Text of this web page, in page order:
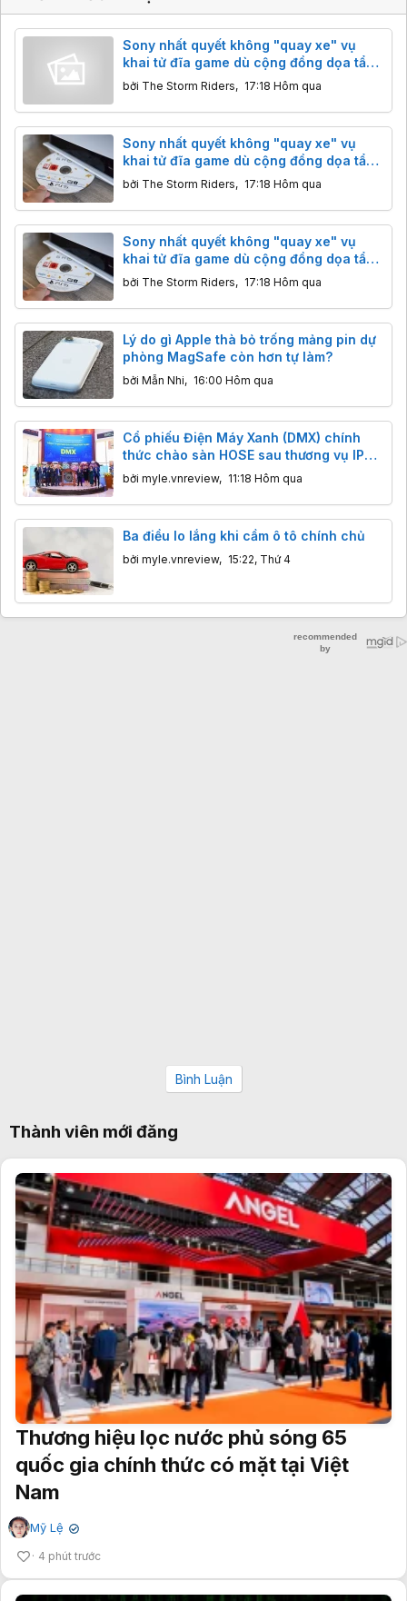
Sony nhất quyết không "quay xe" vụ
khai tử đĩa game dù cộng đồng dọa tẩy
chay
bởi The Storm Riders, 17:18 Hôm qua
Sony nhất quyết không "quay xe" vụ
khai tử đĩa game dù cộng đồng dọa tẩy
chay
bởi The Storm Riders, 17:18 Hôm qua
Sony nhất quyết không "quay xe" vụ
khai tử đĩa game dù cộng đồng dọa tẩy
chay
bởi The Storm Riders, 17:18 Hôm qua
Lý do gì Apple thà bỏ trống mảng pin dự
phòng MagSafe còn hơn tự làm?
bởi Mẫn Nhi, 16:00 Hôm qua
Cổ phiếu Điện Máy Xanh (DMX) chính
thức chào sàn HOSE sau thương vụ IPO
tỷ đô
bởi myle.vnreview, 11:18 Hôm qua
Ba điều lo lắng khi cầm ô tô chính chủ
bởi myle.vnreview, 15:22, Thứ 4
Bình Luận
Thành viên mới đăng
Thương hiệu lọc nước phủ sóng 65
quốc gia chính thức có mặt tại Việt
Nam
Mỹ Lệ ✔
4 phút trước